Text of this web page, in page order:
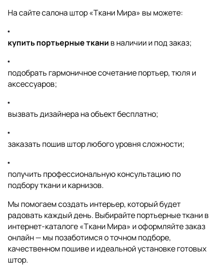
На сайте салона штор «Ткани Мира» вы можете:
купить портьерные ткани в наличии и под заказ;
подобрать гармоничное сочетание портьер, тюля и
аксессуаров;
вызвать дизайнера на объект бесплатно;
заказать пошив штор любого уровня сложности;
получить профессиональную консультацию по
подбору ткани и карнизов.
Мы помогаем создать интерьер, который будет
радовать каждый день. Выбирайте портьерные ткани в
интернет-каталоге «Ткани Мира» и оформляйте заказ
онлайн — мы позаботимся о точном подборе,
качественном пошиве и идеальной установке готовых
штор.